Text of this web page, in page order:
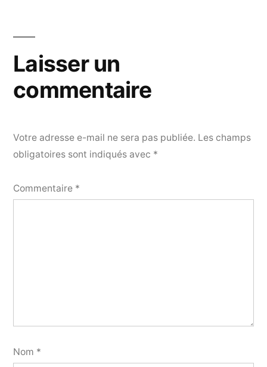
Laisser un
commentaire
Votre adresse e-mail ne sera pas publiée. Les champs
obligatoires sont indiqués avec *
Commentaire *
Nom *